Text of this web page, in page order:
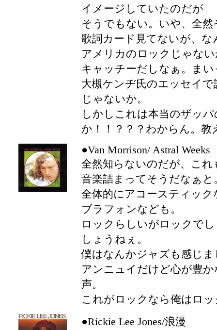
イメージしていたのだが
そうでもない。いや、全
歌詞カード見てないが、
アメリカのロックじゃな
キャッチーだしなぁ。ま
大槻ケンヂ氏のエッセイ
じゃないか。
しかしこれは本当のザッ
か！！？？？わからん。教
●Van Morrison/ Astral Weeks
全然知らないのだが、こ
音楽詰まってそうだなぁと
全体的にアコースティッ
ブラフォンなども。
ロックらしいがロックで
しょうねぇ。
僕はなんかジャズも感じま
アンニュイだけど心が豊
声。
これがロックなら俺はロ
●Rickie Lee Jones/浪漫